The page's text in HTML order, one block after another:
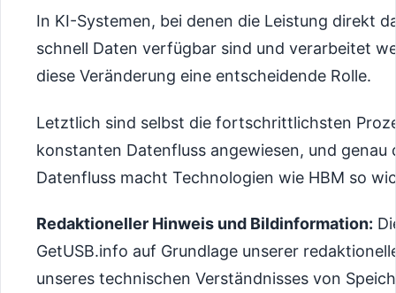
In KI-Systemen, bei denen die Leistung direkt
schnell Daten verfügbar sind und verarbeitet
diese Veränderung eine entscheidende Rolle.
Letztlich sind selbst die fortschrittlichsten
konstanten Datenfluss angewiesen, und genau
Datenfluss macht Technologien wie HBM so
Redaktioneller Hinweis und Bildinformation:
GetUSB.info auf Grundlage unserer
unseres technischen Verständnisses von